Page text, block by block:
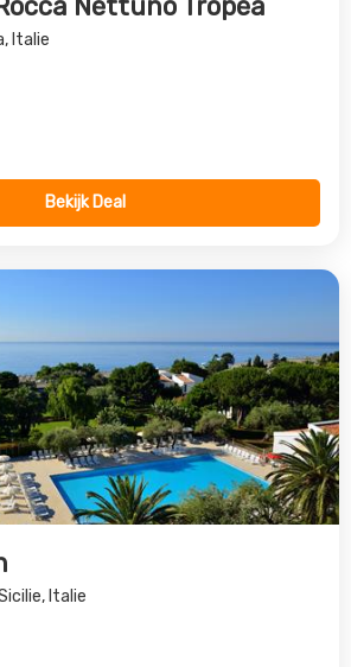
Italie
Volgende
reis naar Italië
elk jaar naar Italië? Als je het
ze allemaal een twinkeling in hun ogen!